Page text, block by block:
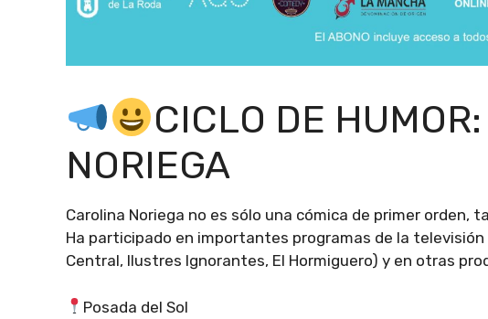
CICLO DE
NORIEGA
Carolina Noriega no es sólo una cómica de primer
Ha participado en importantes programas de la
Central, Ilustres Ignorantes, El Hormiguero) y en otras
Posada del Sol